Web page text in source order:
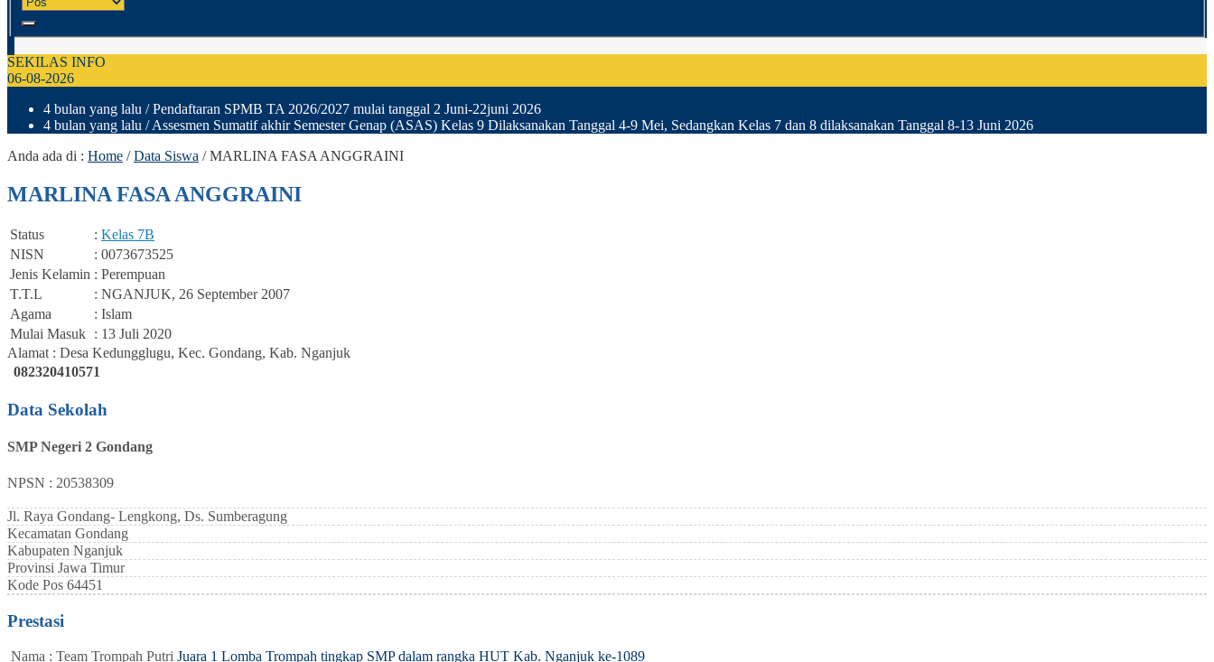
SEKILAS INFO
06-08-2026
4 bulan yang lalu / Pendaftaran SPMB TA 2026/2027 mulai tanggal 2 Juni-22juni 2026
4 bulan yang lalu / Assesmen Sumatif akhir Semester Genap (ASAS) Kelas 9 Dilaksanakan Tanggal 4-9 Mei, Sedangkan Kelas 7 dan 8 dilaksanakan Tanggal 8-13 Juni 2026
Anda ada di : Home /Data Siswa /MARLINA FASA ANGGRAINI
MARLINA FASA ANGGRAINI
Status : Kelas 7B
NISN
: 0073673525
Jenis Kelamin : Perempuan
T.T.L
: NGANJUK, 26 September 2007
Agama
: Islam
Mulai Masuk : 13 Juli 2020
Alamat : Desa Kedungglugu, Kec. Gondang, Kab. Nganjuk
082320410571
Data Sekolah
SMP Negeri 2 Gondang
NPSN : 20538309
Jl. Raya Gondang- Lengkong, Ds. Sumberagung
Kecamatan Gondang
Kabupaten Nganjuk
Provinsi Jawa Timur
Kode Pos 64451
Prestasi
Nama : Team Trompah Putri Juara 1 Lomba Trompah tingkap SMP dalam rangka HUT Kab. Nganjuk ke-1089